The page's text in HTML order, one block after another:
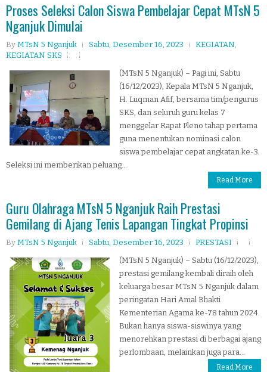
Proses Seleksi Calon Siswa Pembelajar Cepat MTsN 5
Nganjuk Dimulai
By MTsN 5 Nganjuk Sabtu, Desember 16, 2023 KEGIATAN,
KEGIATAN SKS
(MTsN 5 Nganjuk) – Pagi ini, Sabtu
(16/12/2023), Kepala MTsN 5 Nganjuk,
H. Luqman Afif, bersama tim/pengurus
SKS, dan seluruh guru kelas 7
menggelar Rapat Pleno tahap pertama
guna menentukan nominasi calon
siswa pembelajar cepat angkatan ke-3.
Seleksi ini memberikan peluang...
Read More
Guru Olahraga MTsN 5 Nganjuk Raih Prestasi
Gemilang di Ajang Tenis Lapangan Tingkat Propinsi
By MTsN 5 Nganjuk Sabtu, Desember 16, 2023
PRESTASI
(MTsN 5 Nganjuk) – Sabtu (16/12/2023),
prestasi gemilang kembali diraih oleh
keluarga besar MTsN 5 Nganjuk dalam
peringatan Hari Amal Bhakti
Kementerian Agama ke-78 tahun 2024.
Bukan hanya siswa-siswinya yang
menorehkan prestasi di berbagai ajang
perlombaan, melainkan juga para...
Read More